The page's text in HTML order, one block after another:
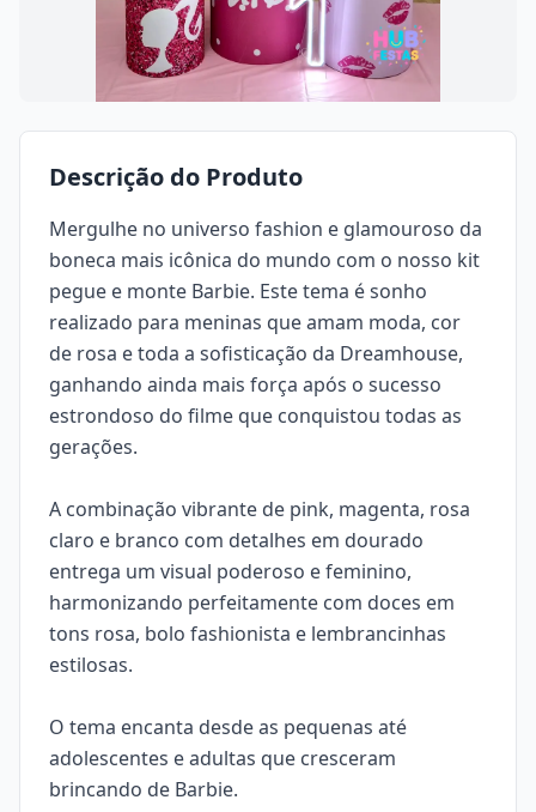
Descrição do Produto
Mergulhe no universo fashion e glamouroso da
boneca mais icônica do mundo com o nosso kit
pegue e monte Barbie. Este tema é sonho
realizado para meninas que amam moda, cor
de rosa e toda a sofisticação da Dreamhouse,
ganhando ainda mais força após o sucesso
estrondoso do filme que conquistou todas as
gerações.
A combinação vibrante de pink, magenta, rosa
claro e branco com detalhes em dourado
entrega um visual poderoso e feminino,
harmonizando perfeitamente com doces em
tons rosa, bolo fashionista e lembrancinhas
estilosas.
O tema encanta desde as pequenas até
adolescentes e adultas que cresceram
brincando de Barbie.